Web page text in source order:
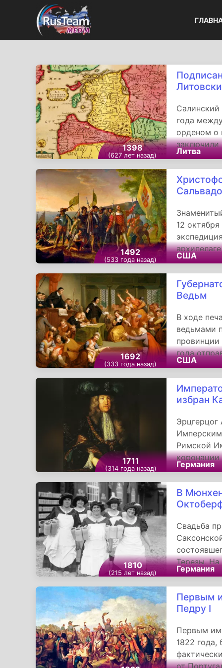
1398
(627 лет назад)
года
орденом о
заключили
великий
Конрад
Литва
1492
(533 года назад)
12
открытия
США
1692
(333 года назад)
Ведьм
В ходе
ведьмами
года
котором
слушание
США
1711
(314 года назад)
избран
Эрцгерцог
Римской
коронации
после
время
санкцию»,
сохранить
Германия
1810
(215 лет назад)
В
Свадьба
Терезы. На
Мюнхена,
праздник
а в 1818
Германия
Первым
Педру I
Первым
1822 года,
от